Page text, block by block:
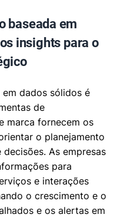
baseada em
insights para o
dados sólidos é
de
marca fornecem os
o planejamento
As empresas
para
e interações
o crescimento e o
e os alertas em